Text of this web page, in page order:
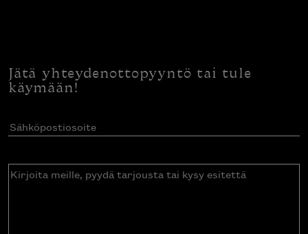
Jätä yhteydenottopyyntö tai tule
käymään!
Sähköpostiosoite(Pakollinen)
Kirjoita